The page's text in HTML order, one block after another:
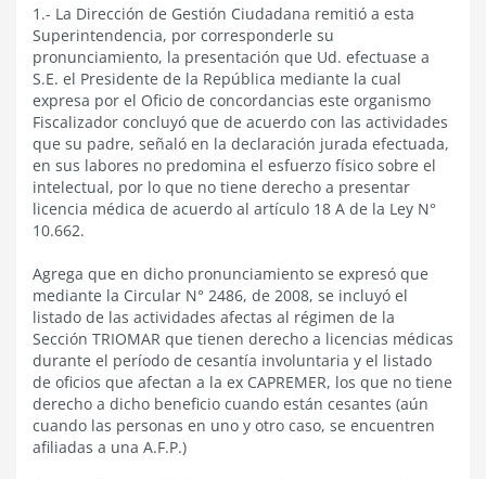
1.- La Dirección de Gestión Ciudadana remitió a esta
Superintendencia, por corresponderle su
pronunciamiento, la presentación que Ud. efectuase a
S.E. el Presidente de la República mediante la cual
expresa por el Oficio de concordancias este organismo
Fiscalizador concluyó que de acuerdo con las actividades
que su padre, señaló en la declaración jurada efectuada,
en sus labores no predomina el esfuerzo físico sobre el
intelectual, por lo que no tiene derecho a presentar
licencia médica de acuerdo al artículo 18 A de la Ley N°
10.662.
Agrega que en dicho pronunciamiento se expresó que
mediante la Circular N° 2486, de 2008, se incluyó el
listado de las actividades afectas al régimen de la
Sección TRIOMAR que tienen derecho a licencias médicas
durante el período de cesantía involuntaria y el listado
de oficios que afectan a la ex CAPREMER, los que no tiene
derecho a dicho beneficio cuando están cesantes (aún
cuando las personas en uno y otro caso, se encuentren
afiliadas a una A.F.P.)